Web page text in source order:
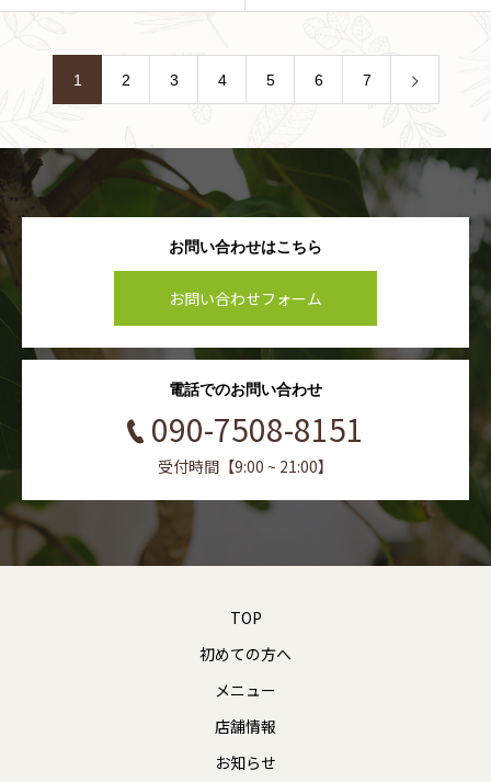
1 2 3 4 5 6 7
お問い合わせはこちら
お問い合わせフォーム
電話でのお問い合わせ
090-7508-8151
受付時間【9:00 ~ 21:00】
TOP
初めての方へ
メニュー
店舗情報
お知らせ